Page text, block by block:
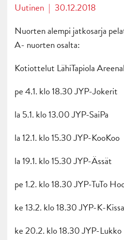
Uutinen | 30.12.2018
Nuorten alempi jatkosarja
A- nuorten osalta:
Kotiottelut LähiTapiola
pe 4.1. klo 18.30 JYP-Jokerit
la 5.1. klo 13.00 JYP-SaiPa
la 12.1. klo 15.30 JYP-KooKoo
la 19.1. klo 15.30 JYP-Ässät
pe 1.2. klo 18.30 JYP-TuTo
ke 13.2. klo 18.30 JYP-K-
ke 20.2. klo 18.30 JYP-Lukko